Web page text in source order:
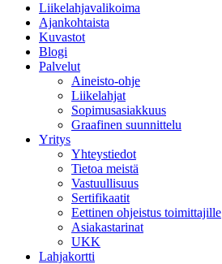
Liikelahjavalikoima
Ajankohtaista
Kuvastot
Blogi
Palvelut
Aineisto-ohje
Liikelahjat
Sopimusasiakkuus
Graafinen suunnittelu
Yritys
Yhteystiedot
Tietoa meistä
Vastuullisuus
Sertifikaatit
Eettinen ohjeistus toimittajille
Asiakastarinat
UKK
Lahjakortti